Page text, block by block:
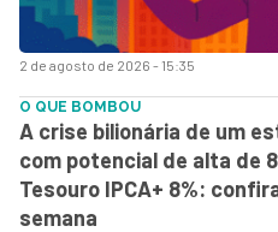
2 de agosto de 2026 - 15:35
O QUE BOMBOU
A crise bilionária de um
com potencial de alta de
Tesouro IPCA+ 8%:
semana